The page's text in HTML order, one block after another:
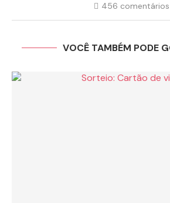
456 comentários
VOCÊ TAMBÉM PODE